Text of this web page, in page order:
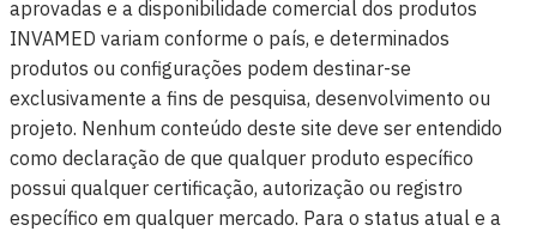
aprovadas e a disponibilidade comercial dos produtos
INVAMED variam conforme o país, e determinados
produtos ou configurações podem destinar-se
exclusivamente a fins de pesquisa, desenvolvimento ou
projeto. Nenhum conteúdo deste site deve ser entendido
como declaração de que qualquer produto específico
possui qualquer certificação, autorização ou registro
específico em qualquer mercado. Para o status atual e a